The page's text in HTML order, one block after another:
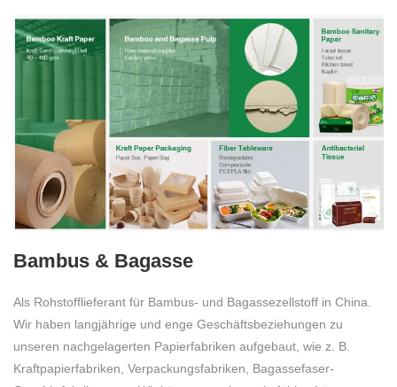
Bambus & Bagasse
Als Rohstofflieferant für Bambus- und Bagassezellstoff in China.
Wir haben langjährige und enge Geschäftsbeziehungen zu
unseren nachgelagerten Papierfabriken aufgebaut, wie z. B.
Kraftpapierfabriken, Verpackungsfabriken, Bagassefaser-